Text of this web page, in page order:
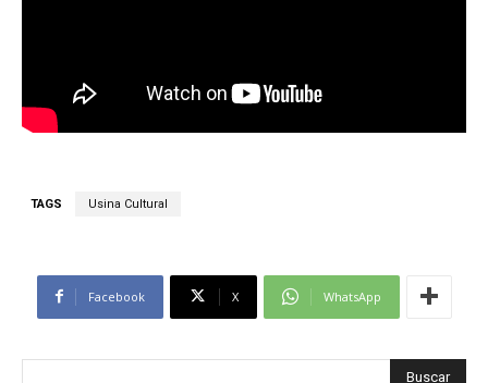
TAGS Usina Cultural
Facebook X WhatsApp